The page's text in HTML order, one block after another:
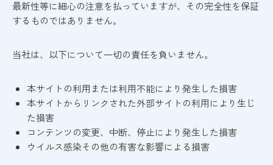
最新性等に細心の注意を払っていますが、その完全性を保証
するものではありません。
当社は、以下について一切の責任を負いません。
本サイトの利用または利用不能により発生した損害
本サイトからリンクされた外部サイトの利用により生じ
た損害
コンテンツの変更、中断、停止により発生した損害
ウイルス感染その他の有害な影響による損害